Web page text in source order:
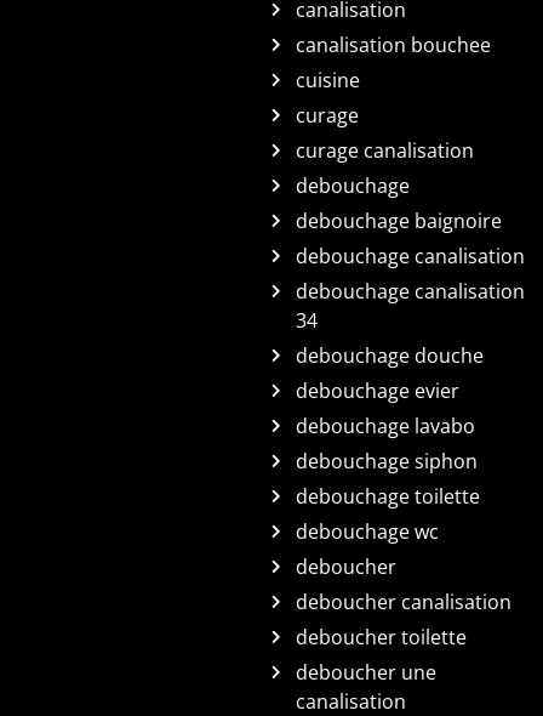
canalisation
canalisation bouchee
cuisine
curage
curage canalisation
debouchage
debouchage baignoire
debouchage canalisation
debouchage canalisation
34
debouchage douche
debouchage evier
debouchage lavabo
debouchage siphon
debouchage toilette
debouchage wc
deboucher
deboucher canalisation
deboucher toilette
deboucher une
canalisation